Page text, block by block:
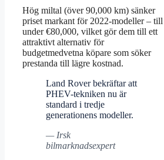
Hög miltal (över 90,000 km) sänker
priset markant för 2022-modeller – till
under €80,000, vilket gör dem till ett
attraktivt alternativ för
budgetmedvetna köpare som söker
prestanda till lägre kostnad.
Land Rover bekräftar att
PHEV-tekniken nu är
standard i tredje
generationens modeller.
— Irsk
bilmarknadsexpert